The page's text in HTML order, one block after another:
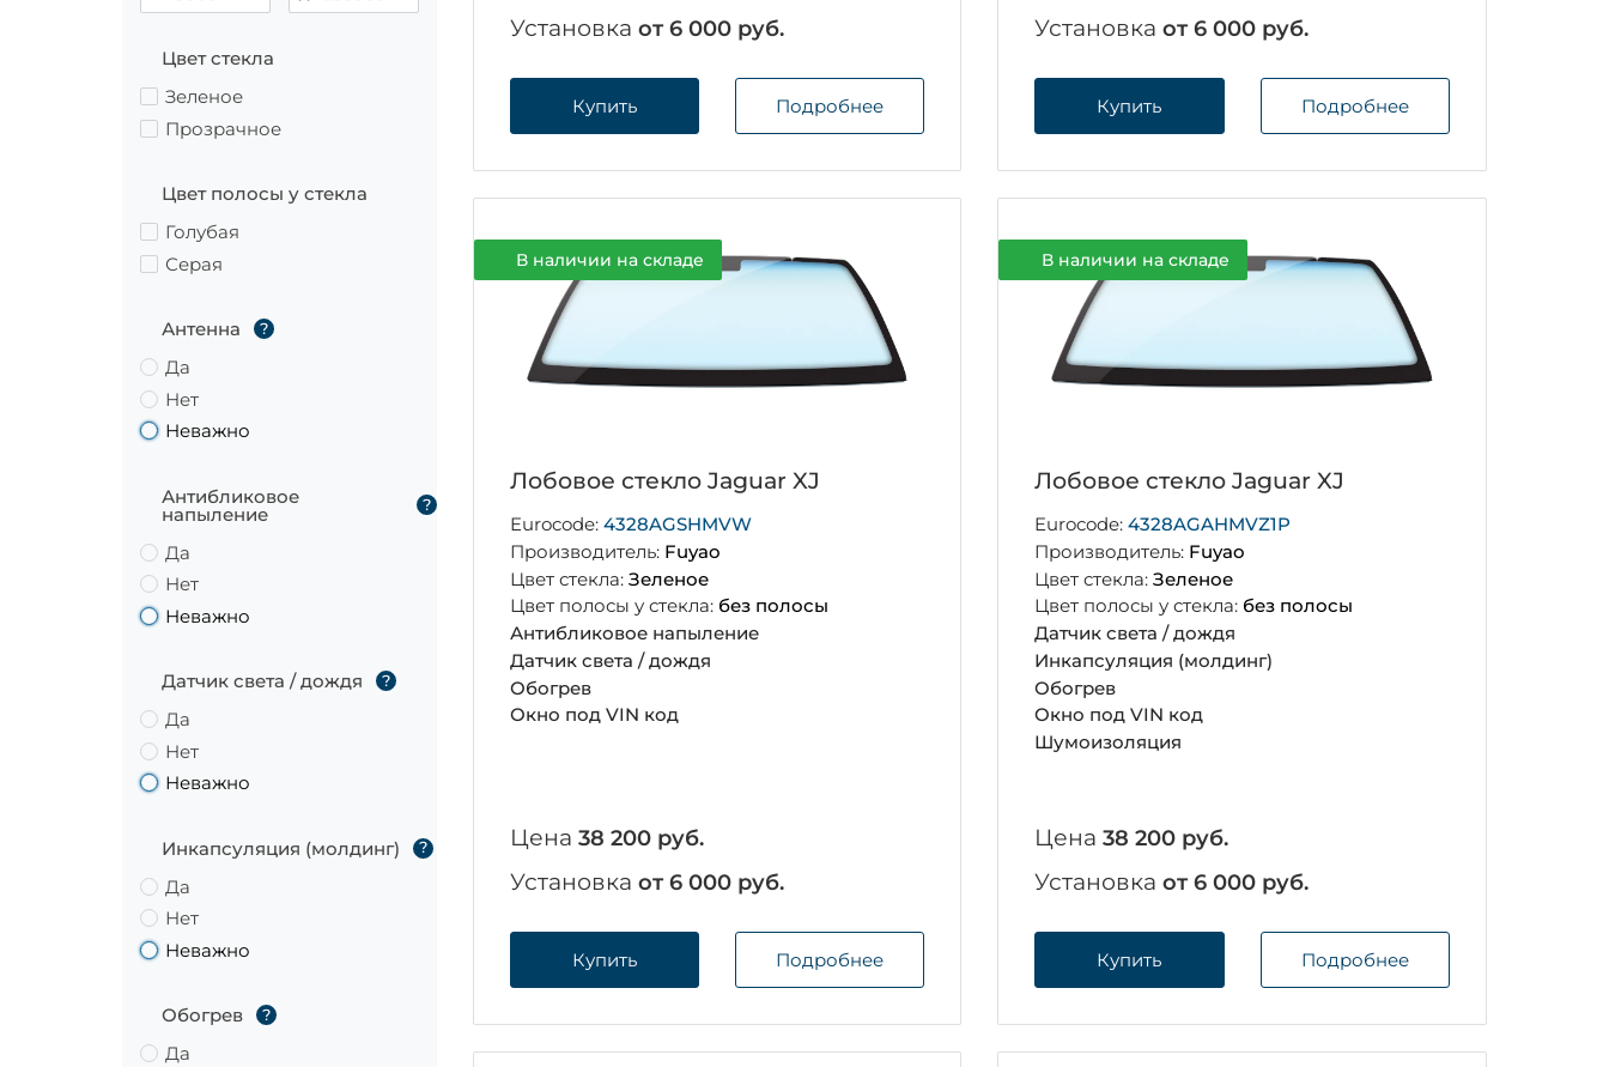
Цвет стекла
Зеленое
Прозрачное
Цвет полосы у стекла
Голубая
Серая
Антенна ?
Да
Нет
Неважно
Антибликовое
напыление ?
Да
Нет
Неважно
Датчик света / дождя ?
Да
Нет
Неважно
Инкапсуляция (молдинг) ?
Да
Нет
Неважно
Обогрев ?
Да
Установка от 6 000 руб.
Купить Подробнее
Установкаот 6 000 руб.
Купить Подробнее
В наличии на складе
Лобовое стекло Jaguar XJ
Eurocode: 4328AGSHMVW
Производитель: Fuyao
Цвет стекла: Зеленое
Цвет полосы у стекла: без полосы
Антибликовое напыление
Датчик света / дождя
Обогрев
Окно под VIN код
Цена 38 200 руб.
Установка от 6 000 руб.
Купить Подробнее
В наличии на складе
Лобовое стекло Jaguar XJ
Eurocode:4328AGAHMVZ1P
Производитель: Fuyao
Цвет стекла:Зеленое
Цвет полосы у стекла: без полосы
Датчик света / дождя
Инкапсуляция (молдинг)
Обогрев
Окно под VIN код
Шумоизоляция
Цена38 200 руб.
Установкаот 6 000 руб.
Купить Подробнее